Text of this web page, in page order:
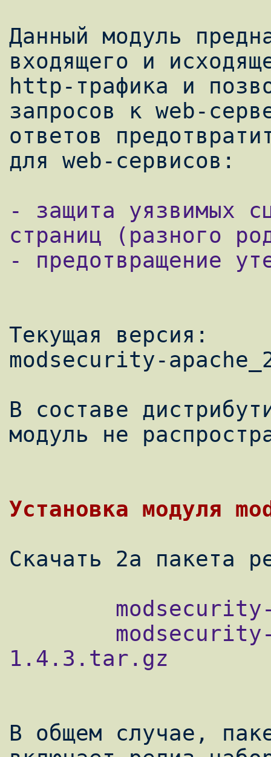
Данный модуль
входящего и
http-трафика и
запросов к web-
ответов
- защита уязвимых
страниц (разного
- предотвращение
Текущая версия:
modsecurity-
В составе
модуль не
Установка модуля
1.4.3.tar.gz
В общем случае,